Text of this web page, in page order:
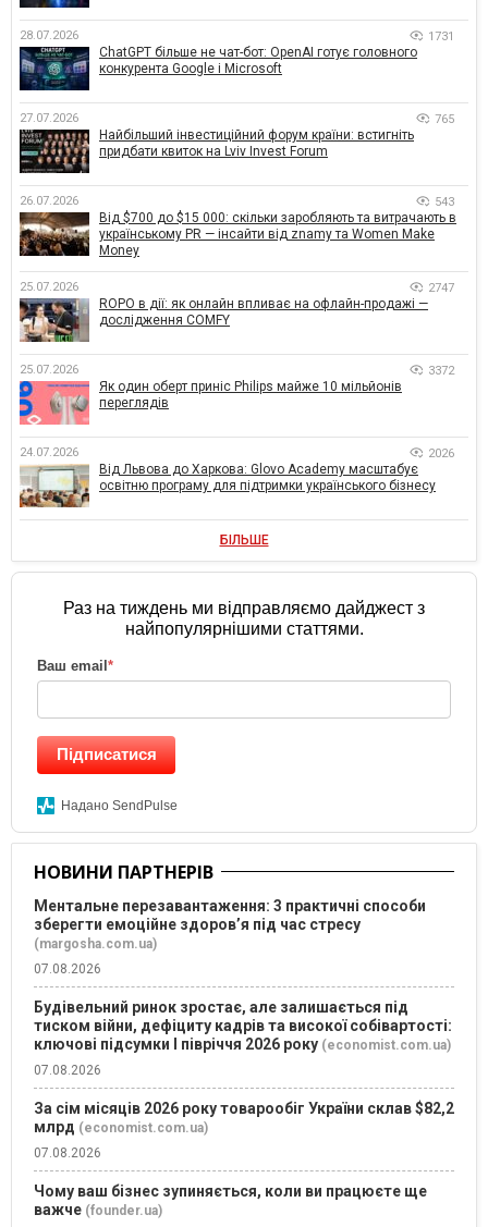
28.07.2026 1731
ChatGPT більше не чат-бот: OpenAI готує головного
конкурента Google і Microsoft
27.07.2026 765
Найбільший інвестиційний форум країни: встигніть
придбати квиток на Lviv Invest Forum
26.07.2026 543
Від $700 до $15 000: скільки заробляють та витрачають в
українському PR — інсайти від znamy та Women Make
Money
25.07.2026 2747
ROPO в дії: як онлайн впливає на офлайн-продажі —
дослідження COMFY
25.07.2026 3372
Як один оберт приніс Philips майже 10 мільйонів
переглядів
24.07.2026 2026
Від Львова до Харкова: Glovo Academy масштабує
освітню програму для підтримки українського бізнесу
БІЛЬШЕ
Раз на тиждень ми відправляємо дайджест з
найпопулярнішими статтями.
Ваш email *
Підписатися
Надано SendPulse
НОВИНИ ПАРТНЕРІВ
Ментальне перезавантаження: 3 практичні способи
зберегти емоційне здоров’я під час стресу
(margosha.com.ua)
07.08.2026
Будівельний ринок зростає, але залишається під
тиском війни, дефіциту кадрів та високої собівартості:
ключові підсумки І півріччя 2026 року (economist.com.ua)
07.08.2026
За сім місяців 2026 року товарообіг України склав $82,2
млрд (economist.com.ua)
07.08.2026
Чому ваш бізнес зупиняється, коли ви працюєте ще
важче (founder.ua)